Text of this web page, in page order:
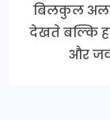
बिलकुल अलग
देखते बल्कि
और